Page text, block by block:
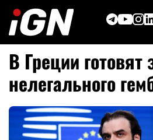
content
В Греции готовят
нелегального